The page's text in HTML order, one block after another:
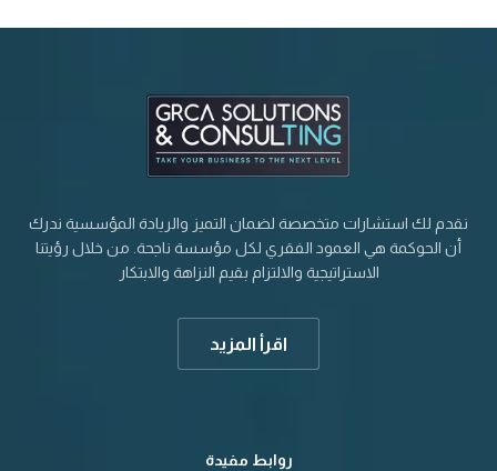
100%
نقدم لك استشارات متخصصة لضمان التميز والريادة المؤسسية ندرك
أن الحوكمة هي العمود الفقري لكل مؤسسة ناجحة. من خلال رؤيتنا
الاستراتيجية والالتزام بقيم النزاهة والابتكار
اقرأ المزيد
روابط مفيدة